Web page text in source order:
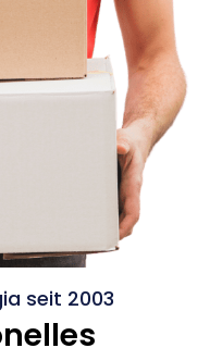
seit 2003